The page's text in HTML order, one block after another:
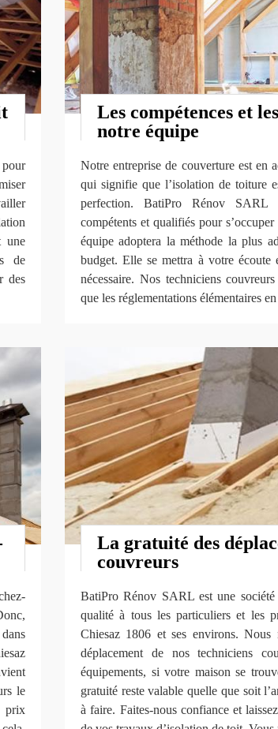
une
de
des
Les compétences et
notre équipe
Notre entreprise de couverture est en
qui signifie que l’isolation de toiture
perfection. BatiPro Rénov SARL
compétents et qualifiés pour
équipe adoptera la méthode la plus
budget. Elle se mettra à votre écoute
nécessaire. Nos techniciens
que les réglementations élémentaires
le
prix
La gratuité des
couvreurs
BatiPro Rénov SARL est une
qualité à tous les particuliers et les
Chiesaz 1806 et ses environs.
déplacement de nos techniciens
équipements, si votre maison se
gratuité reste valable quelle que soit
à faire. Faites-nous confiance et